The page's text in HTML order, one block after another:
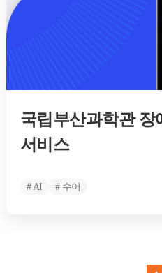
국립부산과학관 장
서비스
# AI # 수어